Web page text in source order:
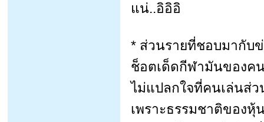
แน่..อิอิอิ
* ส่วนรายที่ชอบมากับ
ช็อตเด็ดกีฬามันของคน
ไม่แปลกใจที่คนเล่นส่
เพราะธรรมชาติของหุ้